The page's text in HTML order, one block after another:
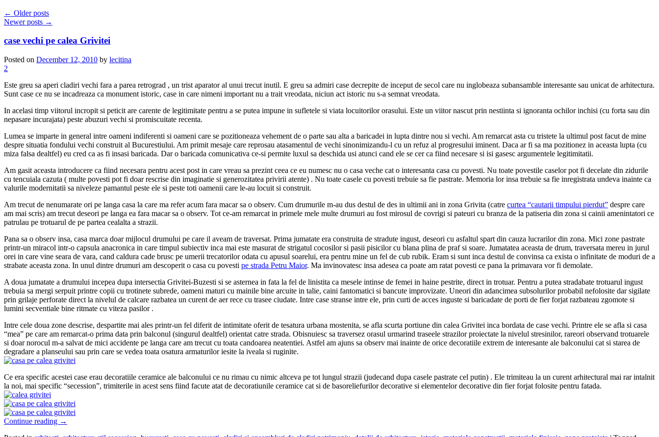
← Older posts
Newer posts →
case vechi pe calea Grivitei
Posted on December 12, 2010 by lecitina
2
Este greu sa aperi cladiri vechi fara a parea retrograd , un trist aparator al unui trecut inutil. E greu sa admiri case decrepite de inceput de secol care nu inglobeaza subansamble interesante sau unicat de arhitectura.
Sunt case ce nu se incadreaza ca monument istoric, case in care nimeni important nu a trait vreodata, niciun act istoric nu s-a semnat vreodata.
In acelasi timp viitorul incropit si peticit are carente de legitimitate pentru a se putea impune in sufletele si viata locuitorilor orasului. Este un viitor nascut prin nestiinta si ignoranta ochilor inchisi (cu forta sau din
nepasare incurajata) peste abuzuri vechi si promiscuitate recenta.
Lumea se imparte in general intre oameni indiferenti si oameni care se pozitioneaza vehement de o parte sau alta a baricadei in lupta dintre nou si vechi. Am remarcat asta cu tristete la ultimul post facut de mine
despre situatia fondului vechi construit al Bucurestiului. Am primit mesaje care reprosau atasamentul de vechi sinonimizandu-l cu un refuz al progresului iminent. Daca ar fi sa ma pozitionez in aceasta lupta (cu
miza falsa dealtfel) eu cred ca as fi insasi baricada. Dar o baricada comunicativa ce-si permite luxul sa deschida usi atunci cand ele se cer ca fiind necesare si isi gasesc argumentele legitimitatii.
Am gasit aceasta introducere ca fiind necesara pentru acest post in care vreau sa prezint ceea ce eu numesc nu o casa veche cat o interesanta casa cu povesti. Nu toate povestile caselor pot fi decelate din zidurile
cu tencuiala cazuta ( multe povesti pot fi doar rescrise din imaginatie si generozitatea privirii atente) . Nu toate casele cu povesti trebuie sa fie pastrate. Memoria lor insa trebuie sa fie inregistrata undeva inainte ca
valurile modernitatii sa niveleze pamantul peste ele si peste toti oamenii care le-au locuit si construit.
Am trecut de nenumarate ori pe langa casa la care ma refer acum fara macar sa o observ. Cum drumurile m-au dus destul de des in ultimii ani in zona Grivita (catre curtea “cautarii timpului pierdut” despre care
am mai scris) am trecut deseori pe langa ea fara macar sa o observ. Tot ce-am remarcat in primele mele multe drumuri au fost mirosul de covrigi si pateuri cu branza de la patiseria din zona si cainii amenintatori ce
patrulau pe trotuarul de pe partea cealalta a strazii.
Pana sa o observ insa, casa marca doar mijlocul drumului pe care il aveam de traversat. Prima jumatate era construita de stradute ingust, deseori cu asfaltul spart din cauza lucrarilor din zona. Mici zone pastrate
printr-un miracol intr-o capsula anacronica in care timpul subiectiv inca mai este masurat de strigatul cocosilor si pasii pisicilor cu blana plina de praf si soare. Jumatatea aceasta de drum, traversata mereu in jurul
orei in care vine seara de vara, cand caldura cade brusc pe umerii trecatorilor odata cu apusul soarelui, era pentru mine un fel de cub rubik. Eram si sunt inca destul de convinsa ca exista o infinitate de moduri de a
strabate aceasta zona. In unul dintre drumuri am descoperit o casa cu povesti pe strada Petru Maior. Ma invinovatesc insa adesea ca poate am ratat povesti ce pana la primavara vor fi demolate.
A doua jumatate a drumului incepea dupa intersectia Grivitei-Buzesti si se asternea in fata la fel de linistita ca mesele intinse de femei in haine pestrite, direct in trotuar. Pentru a putea stradabate trotuarul ingust
trebuia sa mergi serpuit printre copii cu trotinete subrede, oameni maturi cu mainile bine arcuite in talie, caini fantomatici si bancute improvizate. Uneori din adancimea subsolurilor probabil nefolosite dar sigilate
prin grilaje perforate direct la nivelul de calcare razbatea un curent de aer rece cu trasee ciudate. Intre case stranse intre ele, prin curti de acces inguste si baricadate de porti de fier forjat razbateau zgomote si
lumini secventiale bine ritmate cu viteza pasilor .
Intre cele doua zone descrise, despartite mai ales printr-un fel diferit de intimitate oferit de tesatura urbana mostenita, se afla scurta portiune din calea Grivitei inca bordata de case vechi. Printre ele se afla si casa
“mea” pe care am remarcat-o prima data prin balconul (singurul dealtfel) orientat catre strada. Obisnuiesc sa traversez orasul urmarind traseele strazilor proiectate la nivelul stresinilor, rareori observand trotuarele
si doar norocul m-a salvat de mici accidente pe langa care am trecut cu toata candoarea neatentiei. Astfel am ajuns sa observ mai inainte de orice decoratiile extrem de interesante ale balconului cat si starea de
degradare a planseului sau prin care se vedea toata osatura armaturilor iesite la iveala si ruginite.
Ce era specific acestei case erau decoratiile ceramice ale balconului ce nu rimau cu nimic altceva pe tot lungul strazii (judecand dupa casele pastrate cel putin) . Ele trimiteau la un curent arhitectural mai rar intalnit
la noi, mai specific “secession”, trimiterile in acest sens fiind facute atat de decoratiunile ceramice cat si de basoreliefurilor decorative si elementelor decorative din fier forjat folosite pentru fatada.
Continue reading →